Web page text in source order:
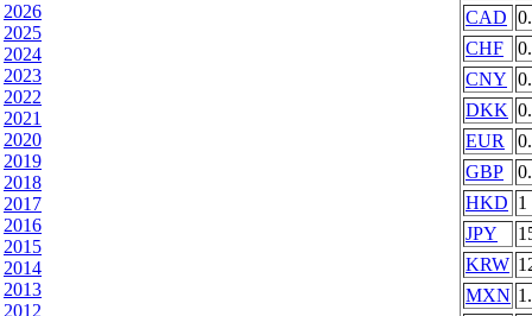
2026
2025
2024
2023
2022
2021
2020
2019
2018
2017
2016
2015
2014
2013
2012
CAD
CHF
CNY
DKK
EUR
GBP
HKD 1
JPY
KRW
MXN